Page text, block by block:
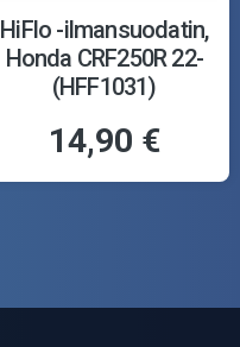
HiFlo -ilmansuodatin,
Honda CRF250R 22-
(HFF1031)
14,90 €